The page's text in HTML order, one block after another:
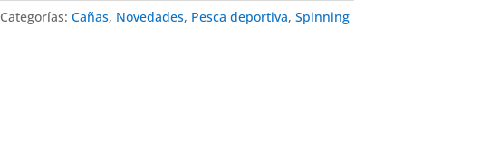
Categorías: Cañas, Novedades, Pesca deportiva, Spinning